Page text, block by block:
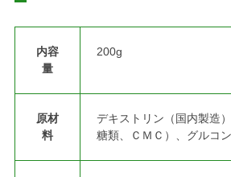
内容
量
200g
原材
料
デキストリン（国内製造
糖類、ＣＭＣ）、グルコ